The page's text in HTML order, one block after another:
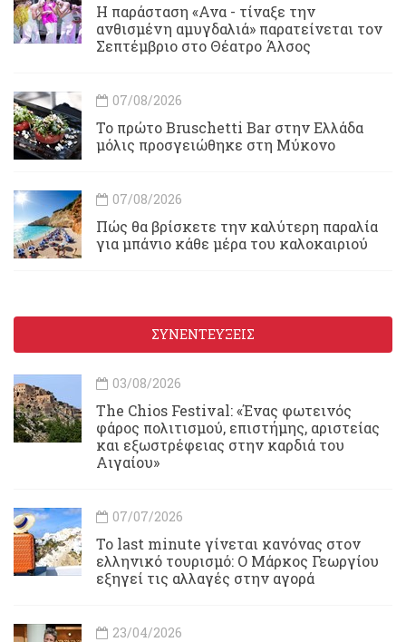
Η παράσταση «Ανα - τίναξε την
ανθισμένη αμυγδαλιά» παρατείνεται τον
Σεπτέμβριο στο Θέατρο Άλσος
07/08/2026
Το πρώτο Bruschetti Bar στην Ελλάδα
μόλις προσγειώθηκε στη Μύκονο
07/08/2026
Πώς θα βρίσκετε την καλύτερη παραλία
για μπάνιο κάθε μέρα του καλοκαιριού
ΣΥΝΕΝΤΕΥΞΕΙΣ
03/08/2026
Τhe Chios Festival: «Ένας φωτεινός
φάρος πολιτισμού, επιστήμης, αριστείας
και εξωστρέφειας στην καρδιά του
Αιγαίου»
07/07/2026
Το last minute γίνεται κανόνας στον
ελληνικό τουρισμό: Ο Μάρκος Γεωργίου
εξηγεί τις αλλαγές στην αγορά
23/04/2026